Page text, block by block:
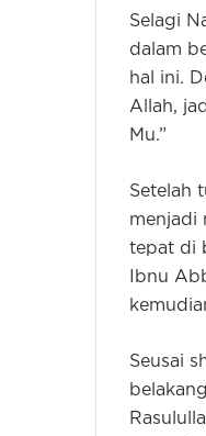
Selagi
dalam
hal ini.
Allah,
Mu.”
Setelah
menjadi
tepat di
Ibnu
Seusai